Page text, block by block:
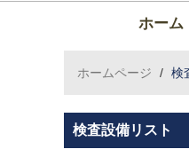
ホーム
ホームページ / 検
検査設備リスト